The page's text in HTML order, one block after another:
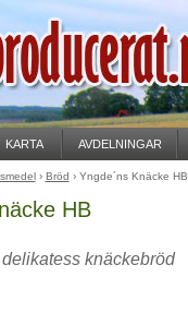
HB
knäckebröd
› Bröd › Yngde´ns Knäcke HB
KARTA AVDELNINGAR